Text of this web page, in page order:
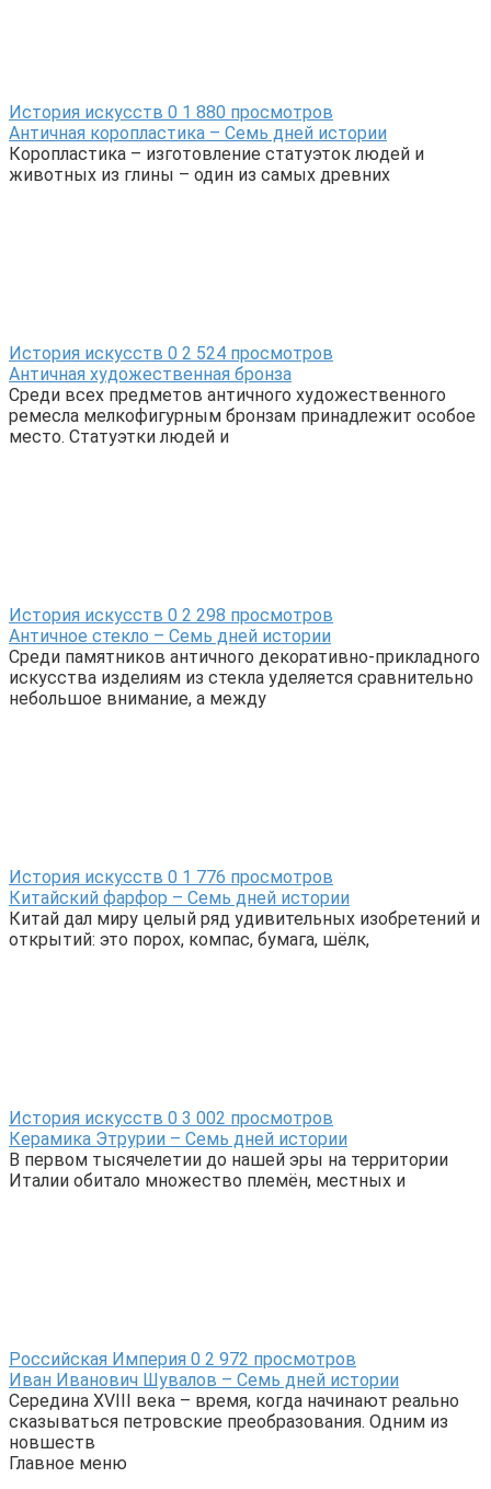
История искусств 0 1 880 просмотров
Античная коропластика – Семь дней истории
Коропластика – изготовление статуэток людей и
животных из глины – один из самых древних
История искусств 0 2 524 просмотров
Античная художественная бронза
Среди всех предметов античного художественного
ремесла мелкофигурным бронзам принадлежит особое
место. Статуэтки людей и
История искусств 0 2 298 просмотров
Античное стекло – Семь дней истории
Среди памятников античного декоративно-прикладного
искусства изделиям из стекла уделяется сравнительно
небольшое внимание, а между
История искусств 0 1 776 просмотров
Китайский фарфор – Семь дней истории
Китай дал миру целый ряд удивительных изобретений и
открытий: это порох, компас, бумага, шёлк,
История искусств 0 3 002 просмотров
Керамика Этрурии – Семь дней истории
В первом тысячелетии до нашей эры на территории
Италии обитало множество племён, местных и
Российская Империя 0 2 972 просмотров
Иван Иванович Шувалов – Семь дней истории
Середина XVIII века – время, когда начинают реально
сказываться петровские преобразования. Одним из
новшеств
Главное меню